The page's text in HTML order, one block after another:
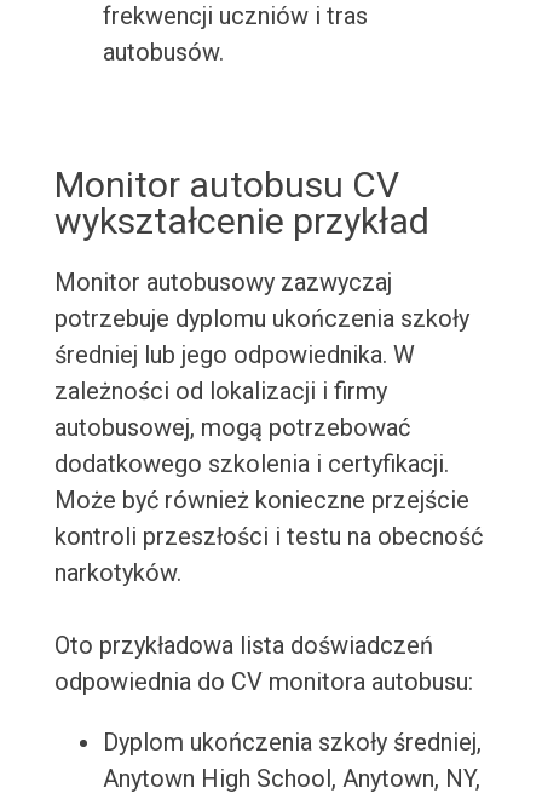
frekwencji uczniów i tras
autobusów.
Monitor autobusu CV
wykształcenie przykład
Monitor autobusowy zazwyczaj
potrzebuje dyplomu ukończenia szkoły
średniej lub jego odpowiednika. W
zależności od lokalizacji i firmy
autobusowej, mogą potrzebować
dodatkowego szkolenia i certyfikacji.
Może być również konieczne przejście
kontroli przeszłości i testu na obecność
narkotyków.
Oto przykładowa lista doświadczeń
odpowiednia do CV monitora autobusu:
Dyplom ukończenia szkoły średniej,
Anytown High School, Anytown, NY,